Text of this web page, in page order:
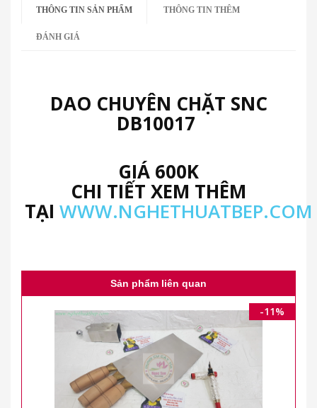
THÔNG TIN SẢN PHẨM THÔNG TIN THÊM
ĐÁNH GIÁ
DAO CHUYÊN CHẶT SNC
DB10017
GIÁ 600K
CHI TIẾT XEM THÊM
TẠI WWW.NGHETHUATBEP.COM
Sản phẩm liên quan
-11%